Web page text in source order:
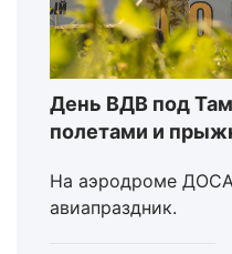
День ВДВ под
полетами и
На аэродроме
авиапраздник.